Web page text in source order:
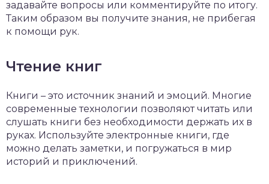
задавайте вопросы или комментируйте по итогу.
Таким образом вы получите знания, не прибегая
к помощи рук.
Чтение книг
Книги – это источник знаний и эмоций. Многие
современные технологии позволяют читать или
слушать книги без необходимости держать их в
руках. Используйте электронные книги, где
можно делать заметки, и погружаться в мир
историй и приключений.